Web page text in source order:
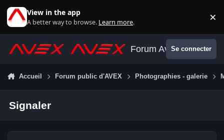
View in the app
A better way to browse. Learn more. ×
Forum AvexSe connecter
Accueil Forum public d'AVEX Photographies - galerie
Signaler